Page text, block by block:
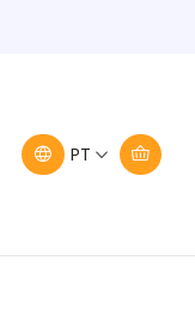
PT